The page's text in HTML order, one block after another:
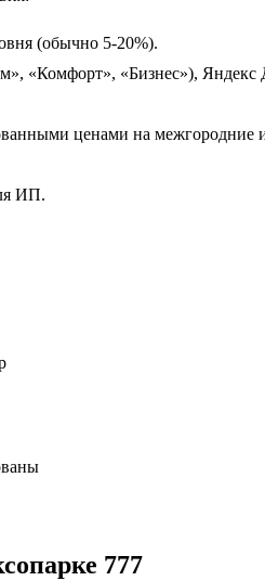
(обычно 5-20%).
«Комфорт», «Бизнес»),
ценами на
ИП.
777